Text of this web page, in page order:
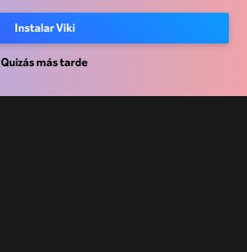
Instalar Viki
Quizás más tarde